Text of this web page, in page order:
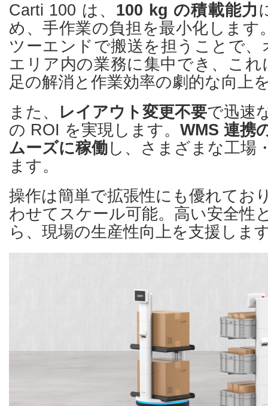
Carti 100 は、 100 kg の積載能力
め、手作業の負担を最小化しま
ツーエンドで搬送を担うことで
エリア内の業務に集中でき、こ
足の解消と作業効率の劇的な向上
また、
レイアウト変更不要で迅速
の ROI を実現します。 WMS 連携
ムーズに稼働し、さまざまな工場
ます。
操作は簡単で拡張性にも優れてお
わせてスケール可能。高い安全性
ら、現場の生産性向上を支援しま